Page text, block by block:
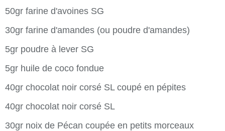
50gr farine d'avoines SG
30gr farine d'amandes (ou poudre d'amandes)
5gr poudre à lever SG
5gr huile de coco fondue
40gr chocolat noir corsé SL coupé en pépites
40gr chocolat noir corsé SL
30gr noix de Pécan coupée en petits morceaux